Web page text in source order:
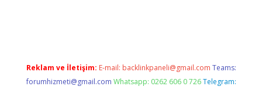
Reklam ve İletişim: E-mail: backlinkpaneli@gmail.com Teams:
forumhizmeti@gmail.com Whatsapp: 0262 606 0 726 Telegram: